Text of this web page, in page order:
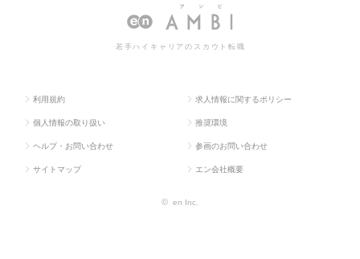
発の転 チミン勤務の求人情報
若手ハイキャリアのスカウト転職
利用規約 求人情報に関するポリシー
個人情報の取り扱い 推奨環境
ヘルプ・お問い合わせ 参画のお問い合わせ
サイトマップ エン会社概要
© en Inc.